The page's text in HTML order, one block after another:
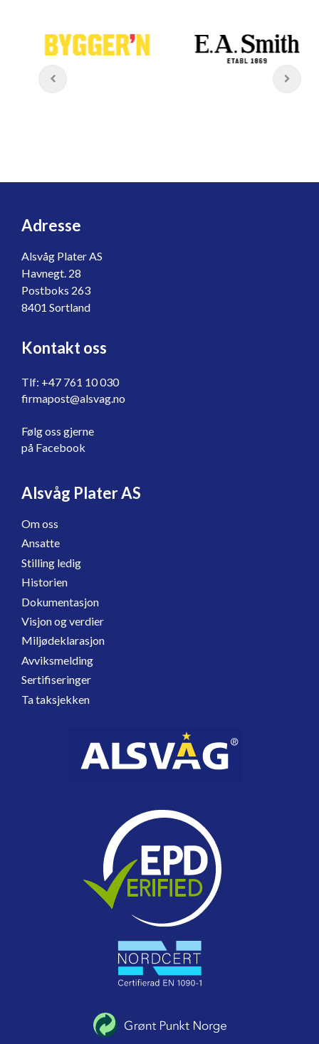
Adresse
Alsvåg Plater AS
Havnegt. 28
Postboks 263
8401 Sortland
Kontakt oss
Tlf: +47 761 10 030
firmapost@alsvag.no
Følg oss gjerne
på Facebook
Alsvåg Plater AS
Om oss
Ansatte
Stilling ledig
Historien
Dokumentasjon
Visjon og verdier
Miljødeklarasjon
Avviksmelding
Sertifiseringer
Ta taksjekken